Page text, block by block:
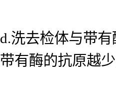
d.洗去检体与带
带有酶的抗原越